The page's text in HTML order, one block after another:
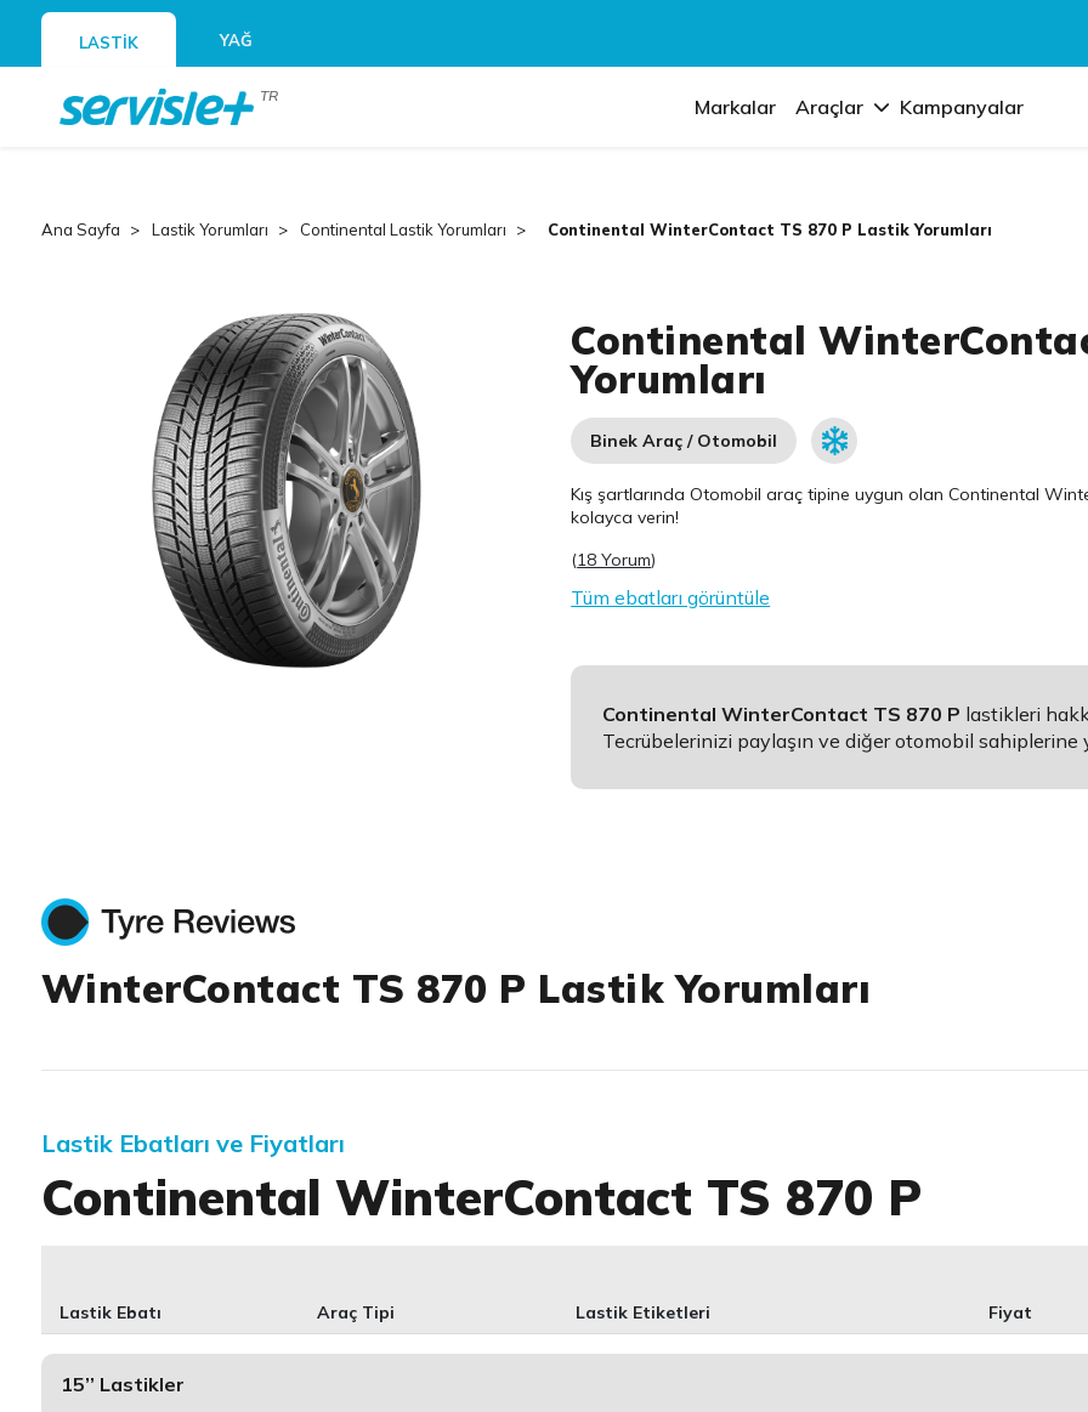
LASTİK YAĞ
TR Markalar Araçlar Kampanyalar
Ana Sayfa Lastik Yorumları Continental Lastik Yorumları Continental WinterContact TS 870 P Lastik Yorumları
Continental
Yorumları
Binek Araç / Otomobil
Kış şartlarında Otomobil araç tipine uygun olanContinental
kolayca verin!
(18 Yorum)
Tüm ebatları görüntüle
Continental WinterContact TS 870 P lastikleri
Tecrübelerinizi paylaşın ve diğer otomobil sahiplerine
WinterContact TS 870 P Lastik Yorumları
Lastik Ebatları ve Fiyatları
Continental WinterContact TS 870 P
Lastik Ebatı Araç Tipi Lastik Etiketleri Fiyat
15’’ Lastikler